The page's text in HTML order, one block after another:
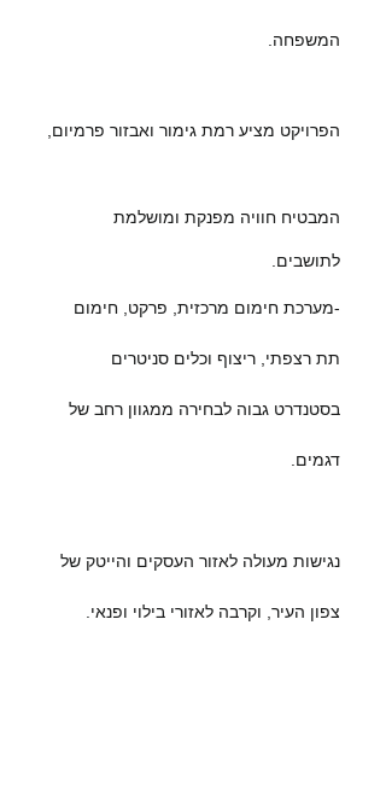
המשפחה.
הפרויקט מציע רמת גימור ואבזור פרמיום,
המבטיח חוויה מפנקת ומושלמת
לתושבים.
-מערכת חימום מרכזית, פרקט, חימום
תת רצפתי, ריצוף וכלים סניטרים
בסטנדרט גבוה לבחירה ממגוון רחב של
דגמים.
נגישות מעולה לאזור העסקים והייטק של
צפון העיר, וקרבה לאזורי בילוי ופנאי.